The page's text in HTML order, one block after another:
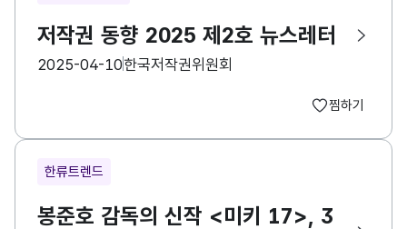
저작권 동향 2025 제2호 뉴스레터
등록일
2025-04-10수집기관한국저작권위원회
찜하기
한류트렌드
봉준호 감독의 신작 <미키 17>, 3